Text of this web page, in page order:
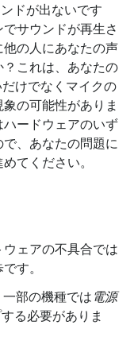
ドが出ないです
サウンドが再生さ
の人にあなたの声
これは、あなたの
けでなくマイクの
の可能性がありま
ードウェアのいず
、あなたの問題に
てください。
ェアの不具合では
す。
部の機種では電源
る必要がありま